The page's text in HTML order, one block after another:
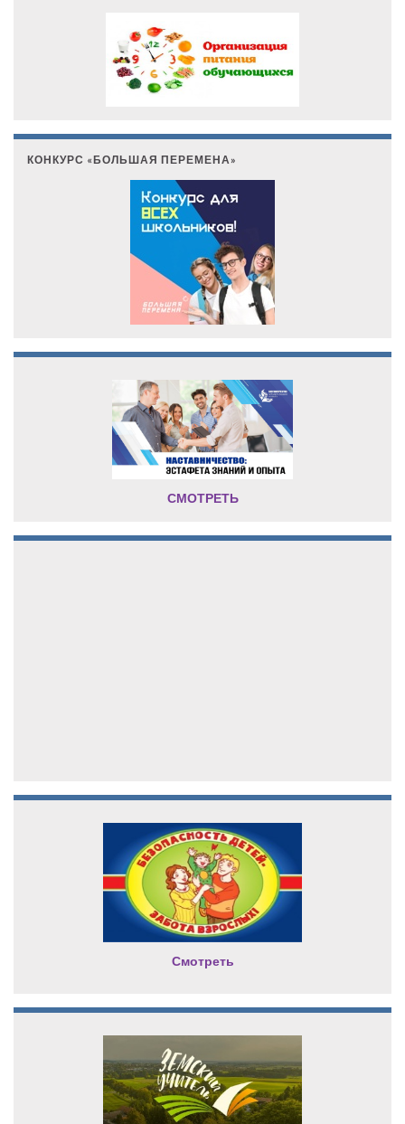
КОНКУРС «БОЛЬШАЯ ПЕРЕМЕНА»
СМОТРЕТЬ
Смотреть